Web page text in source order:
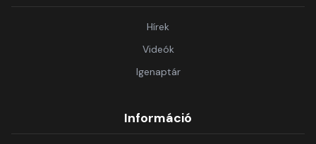
Hírek
Videók
Igenaptár
Információ